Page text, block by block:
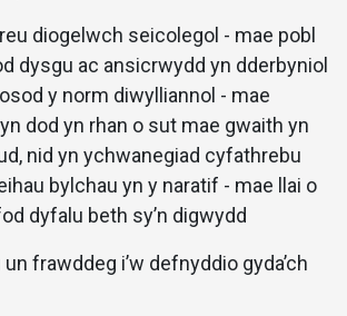
diogelwch seicolegol - mae pobl
dysgu ac ansicrwydd yn dderbyniol
y norm diwylliannol - mae
dod yn rhan o sut mae gwaith yn
nid yn ychwanegiad cyfathrebu
bylchau yn y naratif - mae llai o
dyfalu beth sy’n digwydd
frawddeg i’w defnyddio gyda’ch